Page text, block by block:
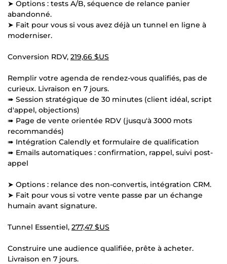
➤ Options : tests A/B, séquence de relance panier
abandonné.
➤ Fait pour vous si vous avez déjà un tunnel en ligne à
moderniser.
Conversion RDV, 219,66 $US
Remplir votre agenda de rendez-vous qualifiés, pas de
curieux. Livraison en 7 jours.
➠ Session stratégique de 30 minutes (client idéal, script
d'appel, objections)
➠ Page de vente orientée RDV (jusqu'à 3000 mots
recommandés)
➠ Intégration Calendly et formulaire de qualification
➠ Emails automatiques : confirmation, rappel, suivi post-
appel
➤ Options : relance des non-convertis, intégration CRM.
➤ Fait pour vous si votre vente passe par un échange
humain avant signature.
Tunnel Essentiel, 277,47 $US
Construire une audience qualifiée, prête à acheter.
Livraison en 7 jours.